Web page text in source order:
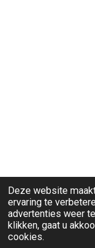
Deze website
ervaring te
advertenties weer
klikken, gaat u
cookies.
© 2026 Ravi-Stones